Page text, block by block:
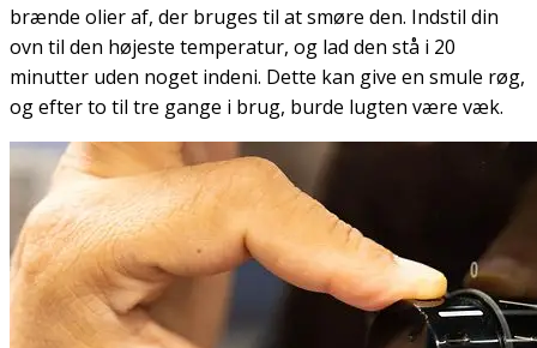
brænde olier af, der bruges til at smøre den. Indstil din
ovn til den højeste temperatur, og lad den stå i 20
minutter uden noget indeni. Dette kan give en smule røg,
og efter to til tre gange i brug, burde lugten være væk.